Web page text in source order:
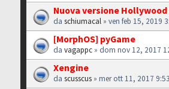
Nuova versione
daschiumacal » ven feb 15, 2019
[MorphOS] pyGame
davagappc » dom nov 12, 2017
Xengine
dascusscus » mer ott 11, 2017